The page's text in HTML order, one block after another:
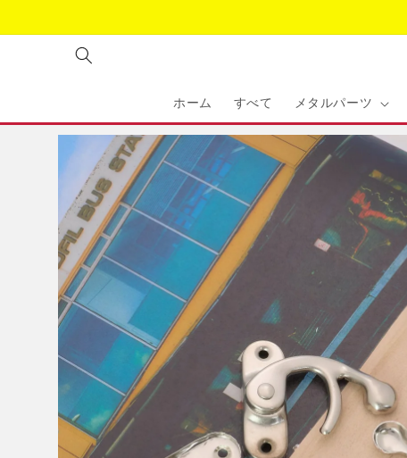
進む
ホーム すべて メタルパーツ
商品情
報にス
キップ